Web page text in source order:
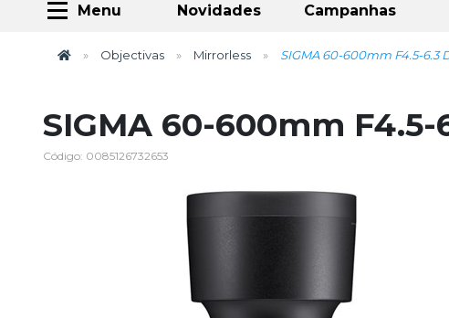
Menu Novidades Campanhas
Objectivas Mirrorless SIGMA 60-600mm F4.5-6.3
SIGMA 60-600mm F4.5-
Código: 0085126732653